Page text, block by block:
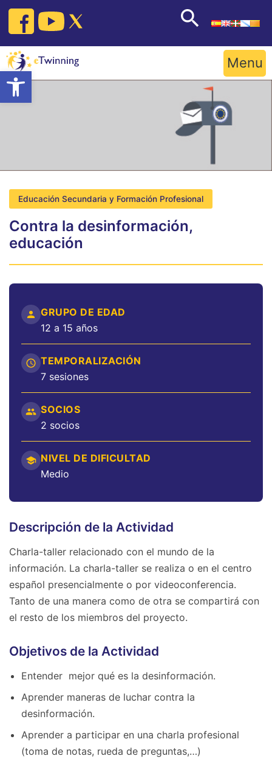
Open toolbar
Skip
content
Menu
Educación Secundaria y Formación Profesional
Contra la desinformación,
educación
GRUPO DE EDAD
12 a 15 años
TEMPORALIZACIÓN
7 sesiones
SOCIOS
2 socios
NIVEL DE DIFICULTAD
Medio
Descripción de la Actividad
Charla-taller relacionado con el mundo de la
información. La charla-taller se realiza o en el centro
español presencialmente o por videoconferencia.
Tanto de una manera como de otra se compartirá con
el resto de los miembros del proyecto.
Objetivos de la Actividad
Entender mejor qué es la desinformación.
Aprender maneras de luchar contra la
desinformación.
Aprender a participar en una charla profesional
(toma de notas, rueda de preguntas,…)